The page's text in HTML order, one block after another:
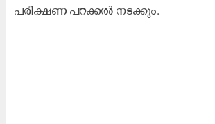
പ​രീ​ക്ഷ​ണ പ​റ​ക്ക​ൽ ന​ട​ക്കും.